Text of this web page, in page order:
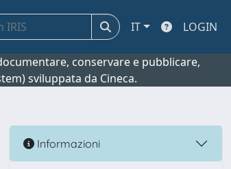
IT LOGIN
conservare e pubblicare,
sviluppata da Cineca.
Informazioni